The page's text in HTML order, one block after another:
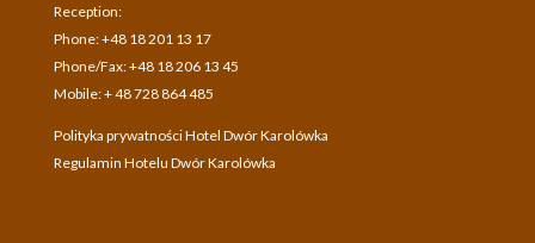
Reception:
Phone: +48 18 201 13 17
Phone/Fax: +48 18 206 13 45
Mobile: + 48 728 864 485
Polityka prywatności Hotel Dwór Karolówka
Regulamin Hotelu Dwór Karolówka